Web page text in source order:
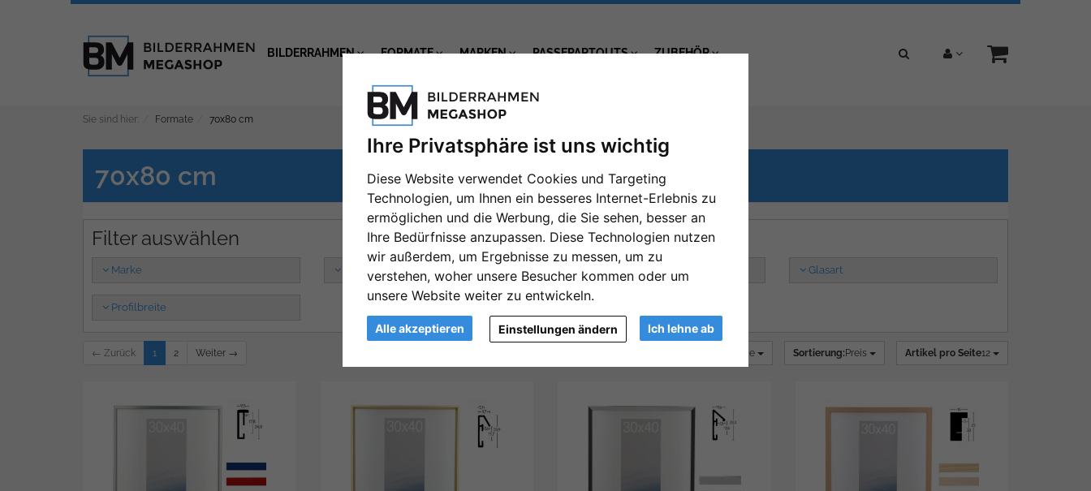
Ihre Privatsphäre ist uns wichtig
Diese Website verwendet Cookies und Targeting
Technologien, um Ihnen ein besseres Internet-Erlebnis zu
ermöglichen und die Werbung, die Sie sehen, besser an
Ihre Bedürfnisse anzupassen. Diese Technologien nutzen
wir außerdem, um Ergebnisse zu messen, um zu
verstehen, woher unsere Besucher kommen oder um
unsere Website weiter zu entwickeln.
Alle akzeptieren Ich lehne ab
Einstellungen ändern
BILDERRAHMEN FORMATE MARKEN PASSEPARTOUTS ZUBEHÖR
Sie sind hier: Formate 70x80 cm
70x80 cm
Marke Rahmentyp Glasart
Profilbreite
← Zurück 1 2 Weiter → Galerie Sortierung: Preis Artikel pro Seite12